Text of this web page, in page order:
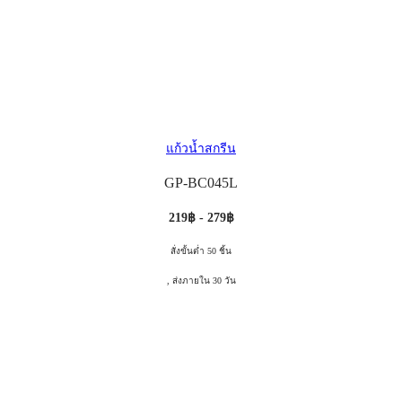
แก้วน้ำสกรีน
GP-BC045L
219฿ - 279฿
สั่งขั้นต่ำ 50 ชิ้น
, ส่งภายใน 30 วัน